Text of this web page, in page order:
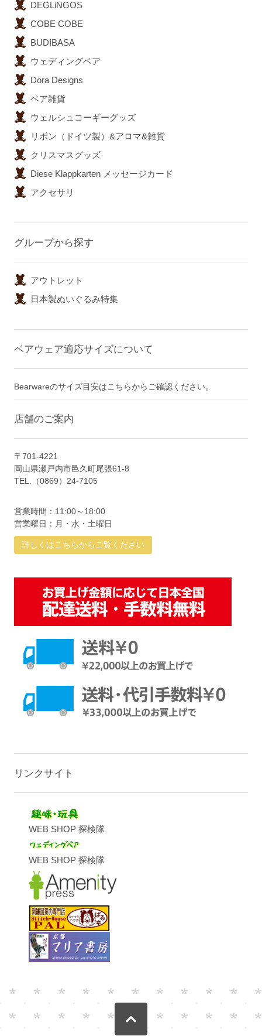
DEGLiNGOS
COBE COBE
BUDIBASA
ウェディングベア
Dora Designs
ベア雑貨
ウェルシュコーギーグッズ
リボン（ドイツ製）&アロマ&雑貨
クリスマスグッズ
Diese Klappkarten メッセージカード
アクセサリ
グループから探す
アウトレット
日本製ぬいぐるみ特集
ベアウェア適応サイズについて
Bearwareのサイズ目安はこちらからご確認ください。
店舗のご案内
〒701-4221
岡山県瀬戸内市邑久町尾張61-8
TEL.（0869）24-7105
営業時間：11:00～18:00
営業曜日：月・水・土曜日
詳しくはこちらからご覧ください
リンクサイト
WEB SHOP 探検隊
WEB SHOP 探検隊